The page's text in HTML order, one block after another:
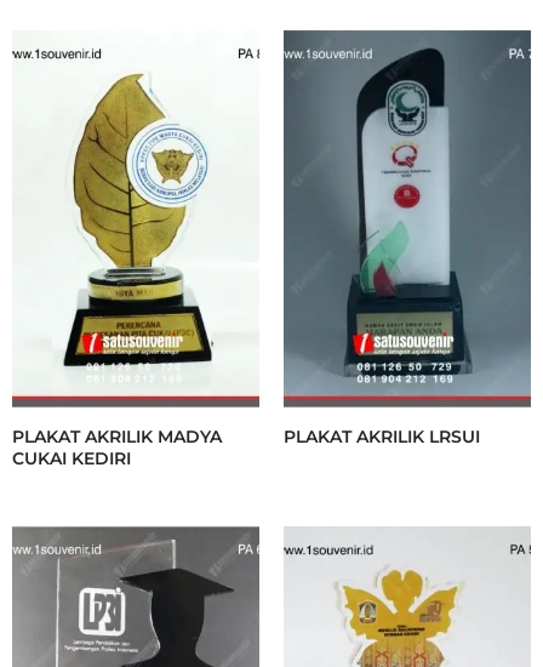
PLAKAT AKRILIK MADYA
CUKAI KEDIRI
PLAKAT AKRILIK LRSUI